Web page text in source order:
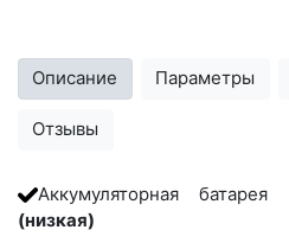
Описание Параметры
Отзывы
Аккумуляторная
(низкая)